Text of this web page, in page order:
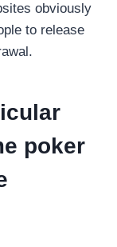
obviously
to release
poker